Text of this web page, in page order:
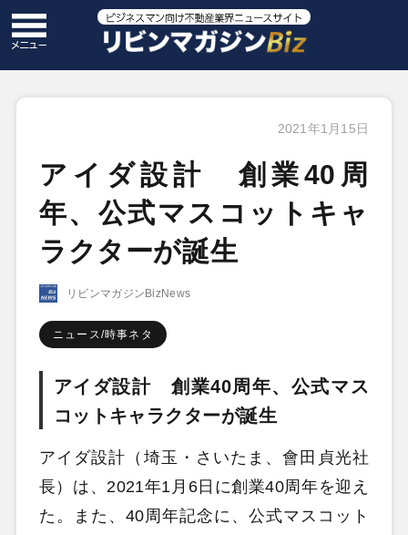
2021年1月15日
アイダ設計 創業40周
年、公式マスコットキャ
ラクターが誕生
リビンマガジンBizNews
ニュース/時事ネタ
アイダ設計 創業40周年、公式マス
コットキャラクターが誕生
アイダ設計（埼玉・さいたま、會田貞光社
長）は、2021年1月6日に創業40周年を迎え
た。また、40周年記念に、公式マスコット